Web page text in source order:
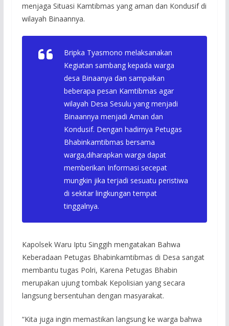
menjaga Situasi Kamtibmas yang aman dan Kondusif di
wilayah Binaannya.
Bripka Tyasmono melaksanakan
Kegiatan sambang kepada warga
desa Binaanya dan sampaikan
beberapa pesan Kamtibmas agar
wilayah Desa Sesulu yang menjadi
Binaannya menjadi Aman dan
Kondusif. Dengan hadirnya Petugas
Bhabinkamtibmas bersama
warga,diharapkan warga dapat
memberikan Informasi secepat
mungkin jika terjadi sesuatu peristiwa
di sekitar lingkungan tempat
tinggalnya.
Kapolsek Waru Iptu Singgih mengatakan Bahwa
Keberadaan Petugas Bhabinkamtibmas di Desa sangat
membantu tugas Polri, Karena Petugas Bhabin
merupakan ujung tombak Kepolisian yang secara
langsung bersentuhan dengan masyarakat.
“Kita juga ingin memastikan langsung ke warga bahwa